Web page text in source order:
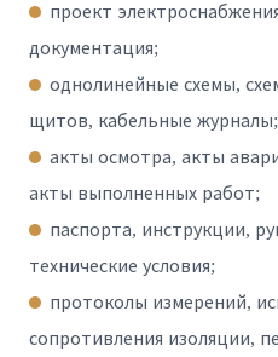
проект
документация;
однолинейные схемы,
щитов, кабельные журналы;
акты осмотра, акты
акты выполненных работ;
паспорта, инструкции,
технические условия;
протоколы измерений,
сопротивления изоляции,